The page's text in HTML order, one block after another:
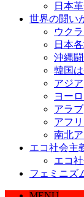
日本
世界の闘い
ウク
日本
沖縄
韓国
アジア
ヨー
アラブ
アフ
南北
エコ社会主
エコ
フェミニズ